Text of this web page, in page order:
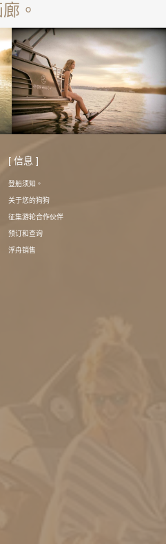
。
[ 信息 ]
登船须知。
关于您的狗狗
征集游轮合作伙伴
预订和查询
浮舟销售